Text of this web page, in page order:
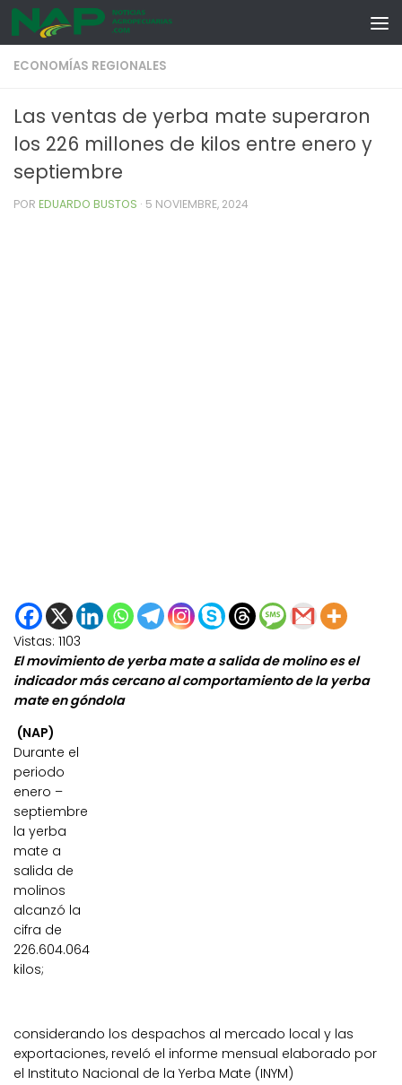
Skip to content
ECONOMÍAS REGIONALES
Las ventas de yerba mate superaron
los 226 millones de kilos entre enero y
septiembre
POR EDUARDO BUSTOS · 5 NOVIEMBRE, 2024
Vistas: 1103
El movimiento de yerba mate a salida de molino es el
indicador más cercano al comportamiento de la yerba
mate en góndola
(NAP)
Durante el
periodo
enero –
septiembre
la yerba
mate a
salida de
molinos
alcanzó la
cifra de
226.604.064
kilos;
considerando los despachos al mercado local y las
exportaciones, reveló el informe mensual elaborado por
el Instituto Nacional de la Yerba Mate (INYM)